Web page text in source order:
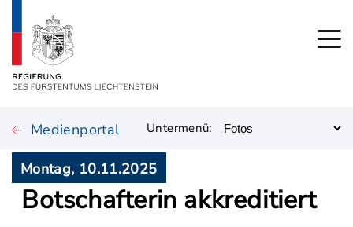
Medienportal Untermenü:
Montag, 10.11.2025
Botschafterin akkreditiert